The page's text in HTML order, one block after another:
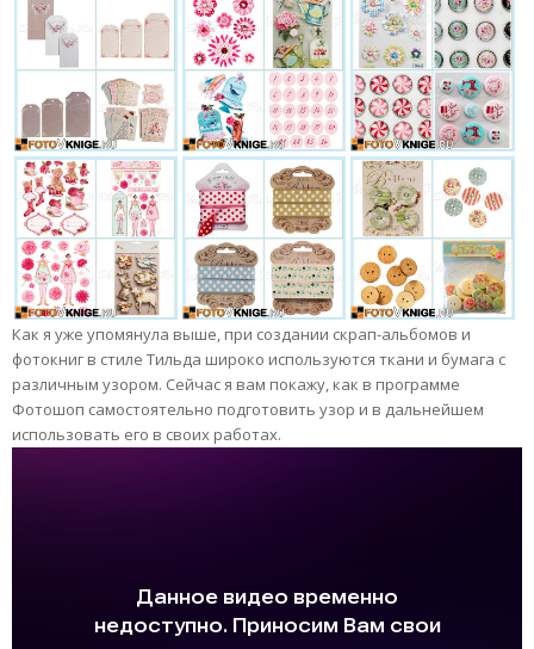
Как я уже упомянула выше, при создании скрап-альбомов и
фотокниг в стиле Тильда широко используются ткани и бумага с
различным узором. Сейчас я вам покажу, как в программе
Фотошоп самостоятельно подготовить узор и в дальнейшем
использовать его в своих работах.